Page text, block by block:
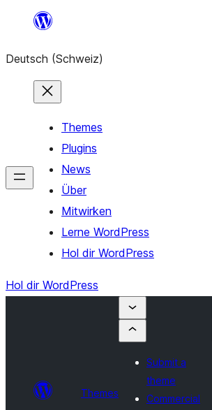
springen
Deutsch (Schweiz)
Themes
Plugins
News
Über
Mitwirken
Lerne WordPress
Hol dir WordPress
Hol dir WordPress
Themes
Submit a
theme
Commercial